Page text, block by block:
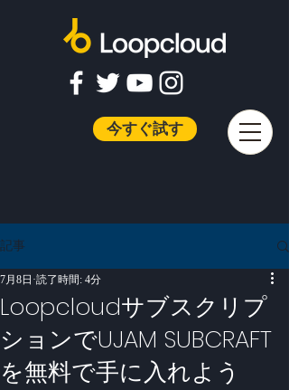
今すぐ試す
記事
Loopcloudサブスクリプ
ションでUJAM SUBCRAFT
を無料で手に入れよう
7月8日 読了時間: 4分